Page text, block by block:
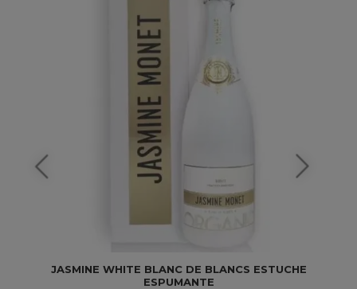
JASMINE WHITE BLANC DE BLANCS ESTUCHE
ESPUMANTE